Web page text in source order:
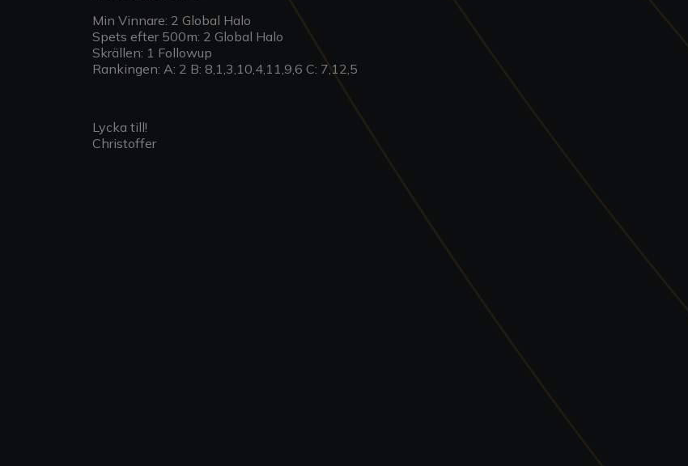
Min Vinnare: 2 Global Halo
Spets efter 500m: 2 Global Halo
Skrällen: 1 Followup
Rankingen: A: 2 B: 8,1,3,10,4,11,9,6 C: 7,12,5
Lycka till!
Christoffer